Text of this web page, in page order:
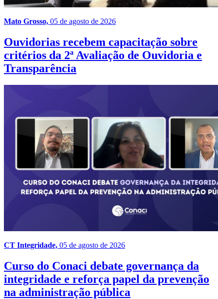
Mato Grosso, 05 de agosto de 2026
Ouvidorias recebem capacitação sobre
critérios da 2ª Avaliação de Ouvidoria e
Transparência
CT Integridade, 05 de agosto de 2026
Curso do Conaci debate governança da
integridade e reforça papel da prevenção
na administração pública